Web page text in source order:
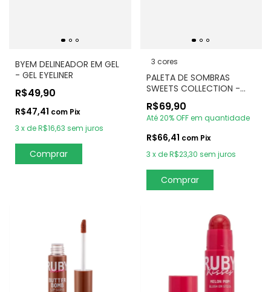
BYEM DELINEADOR EM GEL
- GEL EYELINER
R$49,90
R$47,41 com Pix
3 xdeR$16,63 sem juros
3 cores
PALETA DE SOMBRAS
SWEETS COLLECTION -
RUBY KISSES
R$69,90
Até 20% OFF em quantidade
R$66,41 com Pix
3 xdeR$23,30 sem juros
Comprar